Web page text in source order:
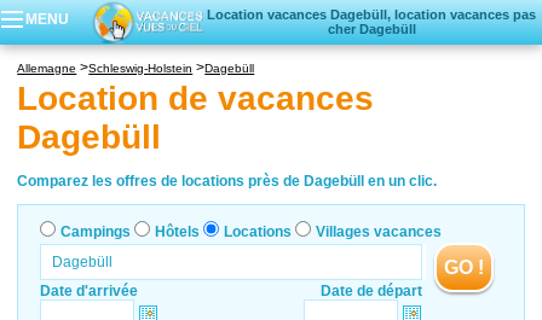
MENU
Location vacances Dagebüll, location vacances pas
cher Dagebüll
Locations vacances
Allemagne Schleswig-Holstein Dagebüll
Location de vacances
Dagebüll
Comparez les offres de locations près de Dagebüll en un clic.
Campings Hôtels Locations Villages vacances
Date d'arrivée Date de départ
GO !